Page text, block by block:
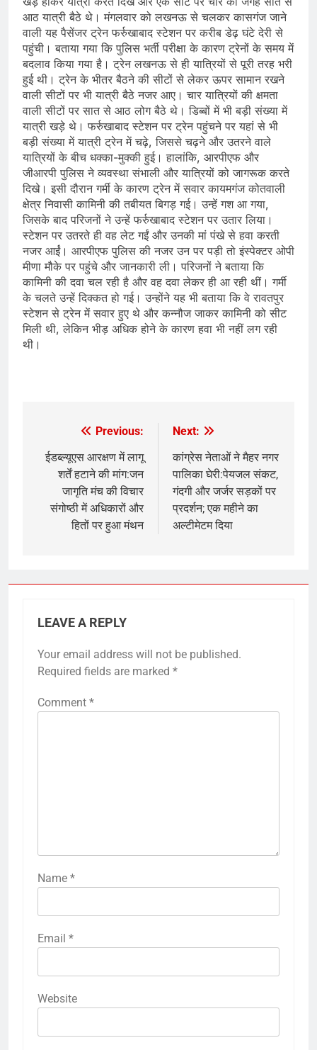
आठ यात्री बैठे थे। मंगलवार को लखनऊ से चलकर कासगंज जाने
वाली यह पैसेंजर ट्रेन फर्रुखाबाद स्टेशन पर करीब डेढ़ घंटे देरी से
पहुंची। बताया गया कि पुलिस भर्ती परीक्षा के कारण ट्रेनों के समय में
बदलाव किया गया है। ट्रेन लखनऊ से ही यात्रियों से पूरी तरह भरी
हुई थी। ट्रेन के भीतर बैठने की सीटों से लेकर ऊपर सामान रखने
वाली सीटों पर भी यात्री बैठे नजर आए। चार यात्रियों की क्षमता
वाली सीटों पर सात से आठ लोग बैठे थे। डिब्बों में भी बड़ी संख्या में
यात्री खड़े थे। फर्रुखाबाद स्टेशन पर ट्रेन पहुंचने पर यहां से भी
बड़ी संख्या में यात्री ट्रेन में चढ़े, जिससे चढ़ने और उतरने वाले
यात्रियों के बीच धक्का-मुक्की हुई। हालांकि, आरपीएफ और
जीआरपी पुलिस ने व्यवस्था संभाली और यात्रियों को जागरूक करते
दिखे। इसी दौरान गर्मी के कारण ट्रेन में सवार कायमगंज कोतवाली
क्षेत्र निवासी कामिनी की तबीयत बिगड़ गई। उन्हें गश आ गया,
जिसके बाद परिजनों ने उन्हें फर्रुखाबाद स्टेशन पर उतार लिया।
स्टेशन पर उतरते ही वह लेट गईं और उनकी मां पंखे से हवा करती
नजर आईं। आरपीएफ पुलिस की नजर उन पर पड़ी तो इंस्पेक्टर ओपी
मीणा मौके पर पहुंचे और जानकारी ली। परिजनों ने बताया कि
कामिनी की दवा चल रही है और वह दवा लेकर ही आ रही थीं। गर्मी
के चलते उन्हें दिक्कत हो गई। उन्होंने यह भी बताया कि वे रावतपुर
स्टेशन से ट्रेन में सवार हुए थे और कन्नौज जाकर कामिनी को सीट
मिली थी, लेकिन भीड़ अधिक होने के कारण हवा भी नहीं लग रही
थी।
navigation
Previous:
ईडब्ल्यूएस आरक्षण में लागू
शर्तें हटाने की मांग:जन
जागृति मंच की विचार
संगोष्ठी में अधिकारों और
हितों पर हुआ मंथन
Next:
कांग्रेस नेताओं ने मैहर नगर
पालिका घेरी:पेयजल संकट,
गंदगी और जर्जर सड़कों पर
प्रदर्शन; एक महीने का
अल्टीमेटम दिया
LEAVE A REPLY
Your email address will not be published.
Required fields are marked *
Comment *
Name *
Email *
Website